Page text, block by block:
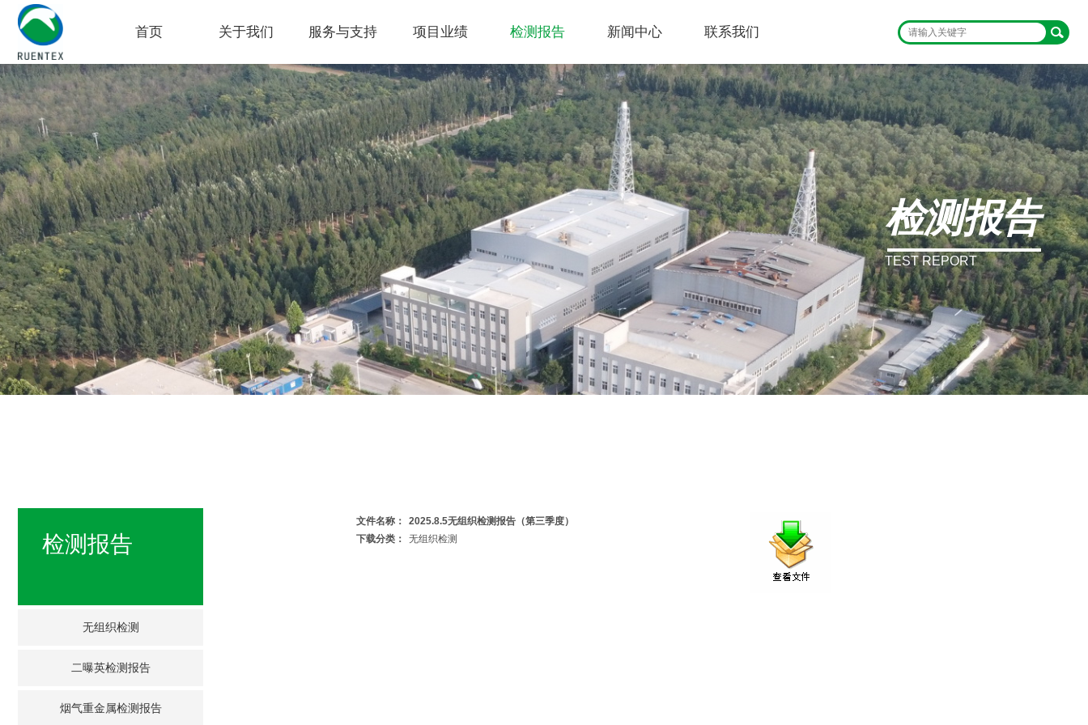
首页 关于我们 服务与支持 项目业绩 检测报告 新闻中心 联系我们
检测报告
TEST REPORT
检测报告
无组织检测
二曝英检测报告
烟气重金属检测报告
文件名称：
2025.8.5无组织检测报告（第三季度）
下载分类：
无组织检测